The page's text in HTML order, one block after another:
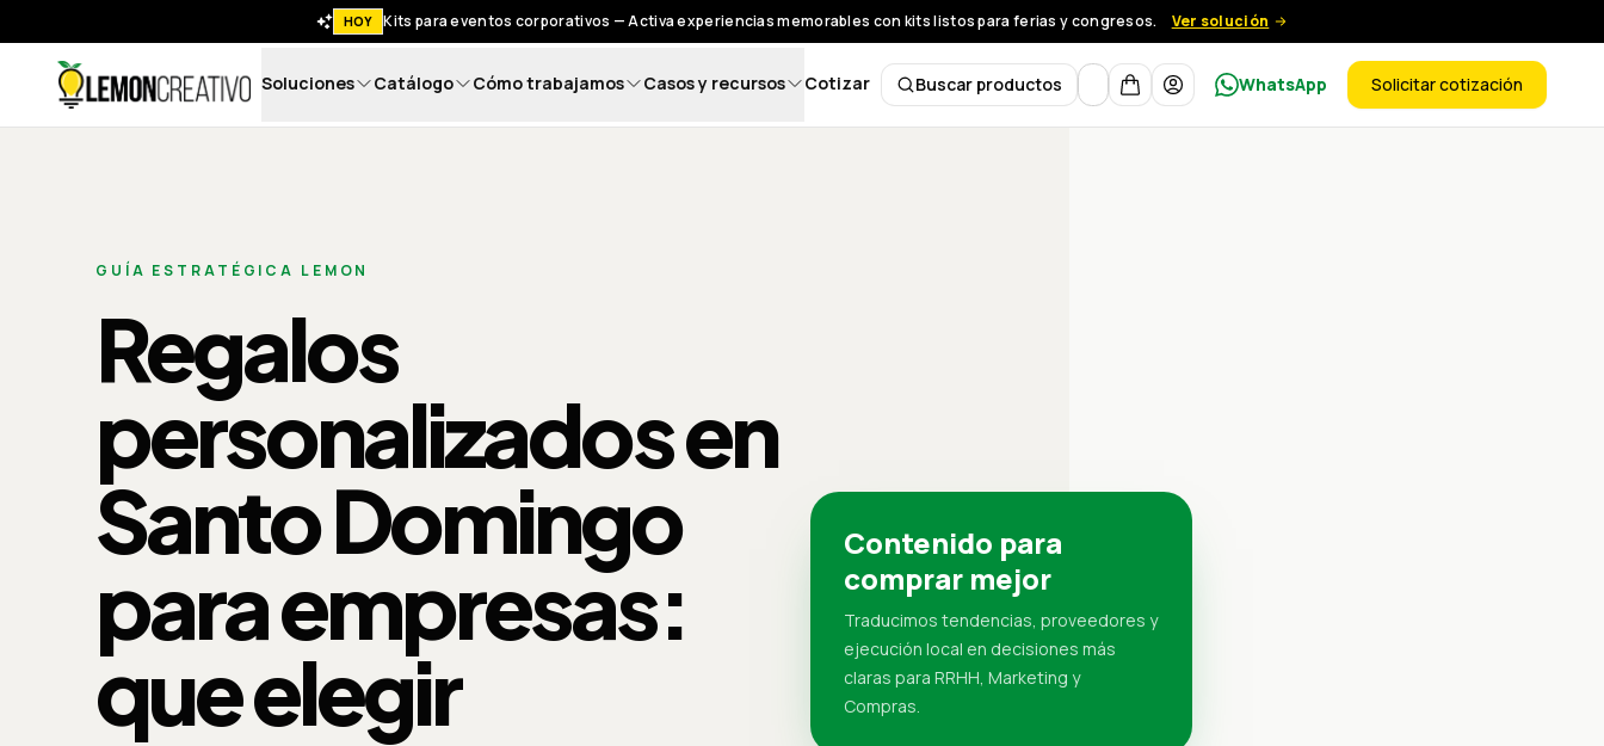
HOY Kits para eventos corporativos — Activa experiencias memorables con kits listos para ferias y congresos. Ver solución
Lemon Creativo
Soluciones Catálogo Cómo trabajamos Casos y recursos Cotizar Buscar productos
Buscar productos
Moneda WhatsApp Solicitar cotización
GUÍA ESTRATÉGICA LEMON
Regalos
personalizados en
Santo Domingo
para empresas:
que elegir
Contenido para
comprar mejor
Traducimos tendencias, proveedores y
ejecución local en decisiones más
claras para RRHH, Marketing y
Compras.